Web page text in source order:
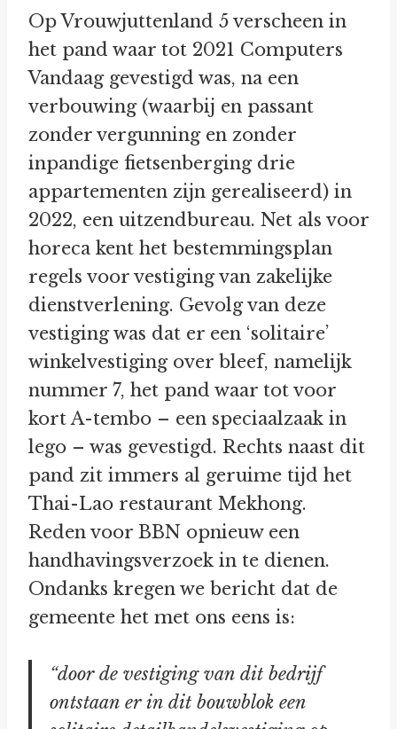
Op Vrouwjuttenland 5 verscheen in
het pand waar tot 2021 Computers
Vandaag gevestigd was, na een
verbouwing (waarbij en passant
zonder vergunning en zonder
inpandige fietsenberging drie
appartementen zijn gerealiseerd) in
2022, een uitzendbureau. Net als voor
horeca kent het bestemmingsplan
regels voor vestiging van zakelijke
dienstverlening. Gevolg van deze
vestiging was dat er een ‘solitaire’
winkelvestiging over bleef, namelijk
nummer 7, het pand waar tot voor
kort A-tembo – een speciaalzaak in
lego – was gevestigd. Rechts naast dit
pand zit immers al geruime tijd het
Thai-Lao restaurant Mekhong.
Reden voor BBN opnieuw een
handhavingsverzoek in te dienen.
Ondanks kregen we bericht dat de
gemeente het met ons eens is:
“door de vestiging van dit bedrijf
ontstaan er in dit bouwblok een